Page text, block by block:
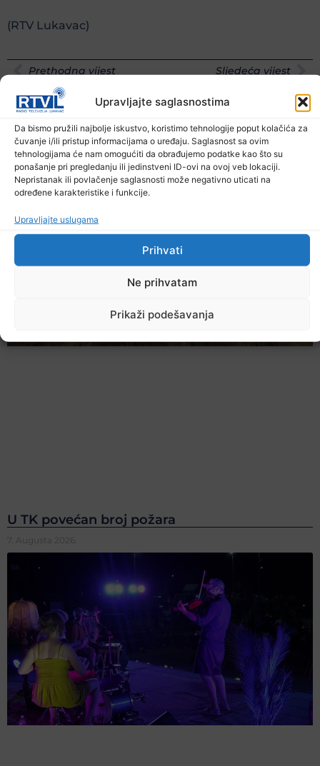
Upravljajte saglasnostima
Da bismo pružili najbolje iskustvo, koristimo tehnologije poput kolačića za
čuvanje i/ili pristup informacijama o uređaju. Saglasnost sa ovim
tehnologijama će nam omogućiti da obrađujemo podatke kao što su
ponašanje pri pregledanju ili jedinstveni ID-ovi na ovoj veb lokaciji.
Nepristanak ili povlačenje saglasnosti može negativno uticati na
određene karakteristike i funkcije.
Upravljajte uslugama
Prihvati
Ne prihvatam
Prikaži podešavanja
(RTV Lukavac)
Prethodna vijest Sljedeća vijest
Podijelite na mrežama
Ostale novosti
U TK povećan broj požara
7. Augusta 2026.